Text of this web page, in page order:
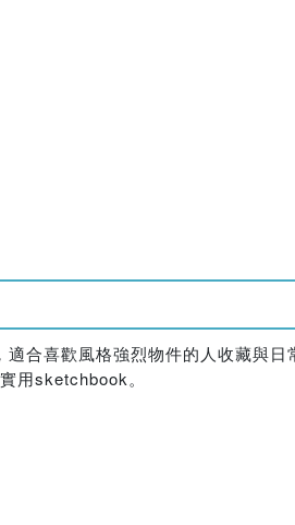
合喜歡風格強烈物件的人收藏與
用sketchbook。